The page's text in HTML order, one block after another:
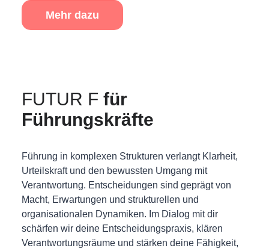
Mehr dazu
FUTUR Ffür
Führungskräfte
Führung in komplexen Strukturen verlangt Klarheit,
Urteilskraft und den bewussten Umgang mit
Verantwortung. Entscheidungen sind geprägt von
Macht, Erwartungen und strukturellen und
organisationalen Dynamiken. Im Dialog mit dir
schärfen wir deine Entscheidungspraxis, klären
Verantwortungsräume und stärken deine Fähigkeit,